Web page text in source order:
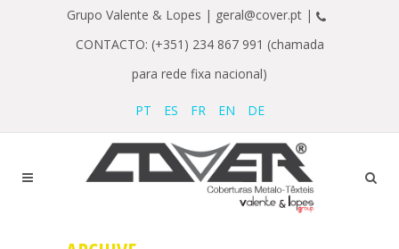
Grupo Valente & Lopes | geral@cover.pt |
CONTACTO: (+351) 234 867 991 (chamada
para rede fixa nacional)
PT ES FR EN DE